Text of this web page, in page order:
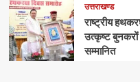
उत्तराखण्ड
राष्ट्रीय
उत्कृष्ट बुनकरों
सम्मानित